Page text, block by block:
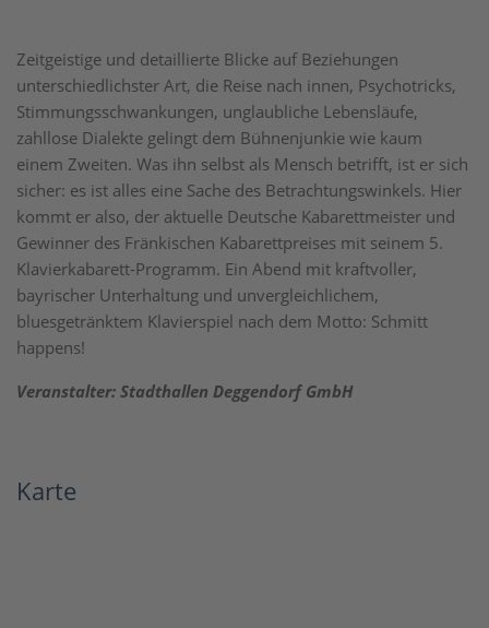
Zeitgeistige und detaillierte Blicke auf Beziehungen
unterschiedlichster Art, die Reise nach innen, Psychotricks,
Stimmungsschwankungen, unglaubliche Lebensläufe,
zahllose Dialekte gelingt dem Bühnenjunkie wie kaum
einem Zweiten. Was ihn selbst als Mensch betrifft, ist er sich
sicher: es ist alles eine Sache des Betrachtungswinkels. Hier
kommt er also, der aktuelle Deutsche Kabarettmeister und
Gewinner des Fränkischen Kabarettpreises mit seinem 5.
Klavierkabarett-Programm. Ein Abend mit kraftvoller,
bayrischer Unterhaltung und unvergleichlichem,
bluesgetränktem Klavierspiel nach dem Motto: Schmitt
happens!
Veranstalter: Stadthallen Deggendorf GmbH
Karte